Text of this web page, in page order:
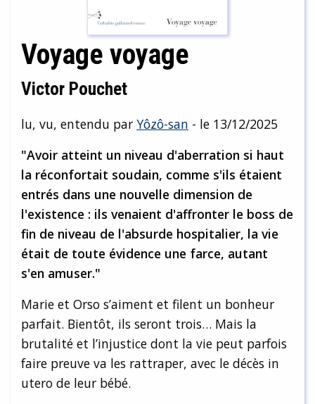
Voyage voyage
Victor Pouchet
lu, vu, entendu par Yôzô-san - le 13/12/2025
"Avoir atteint un niveau d'aberration si haut
la réconfortait soudain, comme s'ils étaient
entrés dans une nouvelle dimension de
l'existence : ils venaient d'affronter le boss de
fin de niveau de l'absurde hospitalier, la vie
était de toute évidence une farce, autant
s'en amuser."
Marie et Orso s’aiment et filent un bonheur
parfait. Bientôt, ils seront trois… Mais la
brutalité et l’injustice dont la vie peut parfois
faire preuve va les rattraper, avec le décès in
utero de leur bébé.